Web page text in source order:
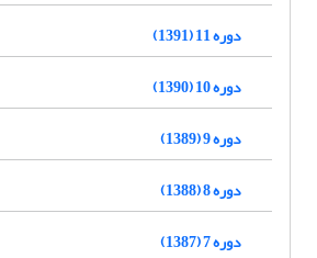
دوره 11 (1391)
دوره 10 (1390)
دوره 9 (1389)
دوره 8 (1388)
دوره 7 (1387)